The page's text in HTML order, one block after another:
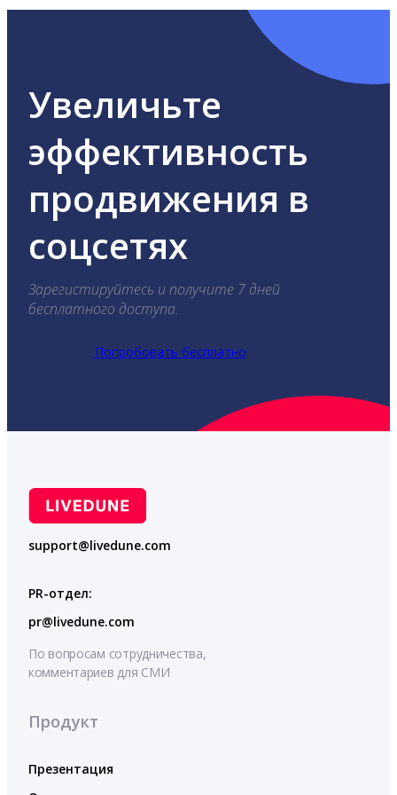
Увеличьте
эффективность
продвижения в
соцсетях
Зарегистируйтесь и получите 7 дней
бесплатного доступа.
Попробовать бесплатно
support@livedune.com
PR-отдел:
pr@livedune.com
По вопросам сотрудничества,
комментариев для СМИ
Продукт
Презентация